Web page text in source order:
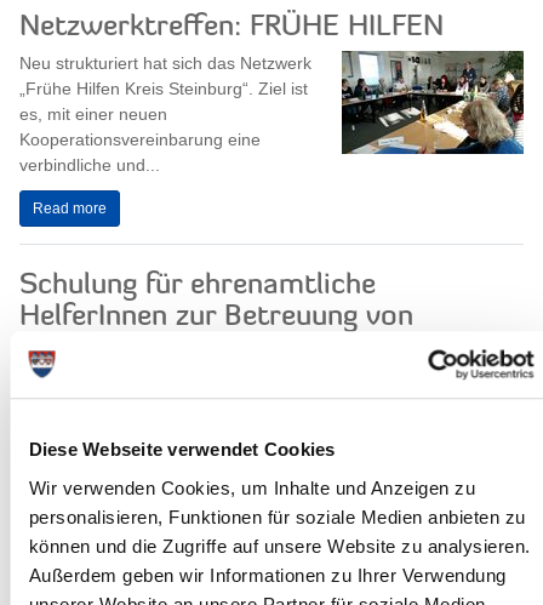
Diese Webseite verwendet Cookies
Wir verwenden Cookies, um Inhalte und Anzeigen zu
personalisieren, Funktionen für soziale Medien anbieten zu
können und die Zugriffe auf unsere Website zu analysieren.
Außerdem geben wir Informationen zu Ihrer Verwendung
Netzwerktreffen: FRÜHE HILFEN
Neu strukturiert hat sich das Netzwerk
„Frühe Hilfen Kreis Steinburg“. Ziel ist
es, mit einer neuen
Kooperationsvereinbarung eine
verbindliche und...
Read more
Schulung für ehrenamtliche
HelferInnen zur Betreuung von
Flüchtlingen
Bereits im Januar hatte der Kreis
Betreuung von Flüchtlingen in Flüchtlingsunterkünften...
Kreisordnungsamt: Waffen- und